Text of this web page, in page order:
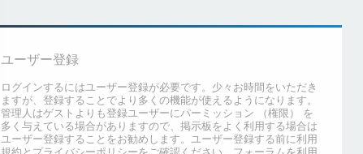
ユーザー登録
ログインするにはユーザー登録が必要です。少々お時間をいただき
ますが、登録することでより多くの機能が使えるようになります。
管理人はゲストよりも登録ユーザーにパーミッション （権限） を
多く与えている場合がありますので、掲示板をよく利用する場合は
ユーザー登録することをお勧めします。ユーザー登録する前に利用